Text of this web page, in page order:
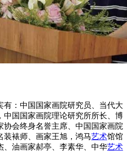
有：中国国家画院研究员、当代大
中国国家画院理论研究所所长、博
协会终身名誉主席、中国国家画院
装裱师、画家王旭，鸿马艺术馆馆
、油画家郝亭、李素华、中华艺术